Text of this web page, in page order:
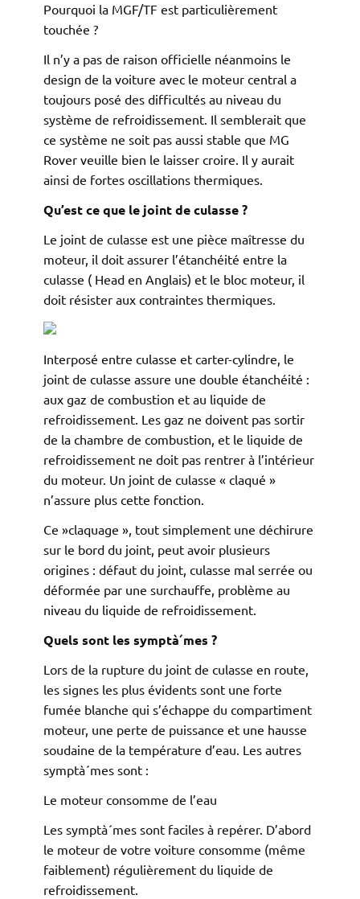
Pourquoi la MGF/TF est particulièrement
touchée ?
Il n’y a pas de raison officielle néanmoins le
design de la voiture avec le moteur central a
toujours posé des difficultés au niveau du
système de refroidissement. Il semblerait que
ce système ne soit pas aussi stable que MG
Rover veuille bien le laisser croire. Il y aurait
ainsi de fortes oscillations thermiques.
Qu’est ce que le joint de culasse ?
Le joint de culasse est une pièce maîtresse du
moteur, il doit assurer l’étanchéité entre la
culasse ( Head en Anglais) et le bloc moteur, il
doit résister aux contraintes thermiques.
Interposé entre culasse et carter-cylindre, le
joint de culasse assure une double étanchéité :
aux gaz de combustion et au liquide de
refroidissement. Les gaz ne doivent pas sortir
de la chambre de combustion, et le liquide de
refroidissement ne doit pas rentrer à l’intérieur
du moteur. Un joint de culasse « claqué »
n’assure plus cette fonction.
Ce »claquage », tout simplement une déchirure
sur le bord du joint, peut avoir plusieurs
origines : défaut du joint, culasse mal serrée ou
déformée par une surchauffe, problème au
niveau du liquide de refroidissement.
Quels sont les symptà´mes ?
Lors de la rupture du joint de culasse en route,
les signes les plus évidents sont une forte
fumée blanche qui s’échappe du compartiment
moteur, une perte de puissance et une hausse
soudaine de la température d’eau. Les autres
symptà´mes sont :
Le moteur consomme de l’eau
Les symptà´mes sont faciles à repérer. D’abord
le moteur de votre voiture consomme (même
faiblement) régulièrement du liquide de
refroidissement.